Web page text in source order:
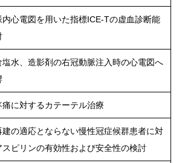
内心電図を用いた指標ICE-Tの虚血診断能
塩水、造影剤の右冠動脈注入時の心電図へ
痛に対するカテーテル治療
建の適応とならない慢性冠症候群患者に対
スピリンの有効性および安全性の検討